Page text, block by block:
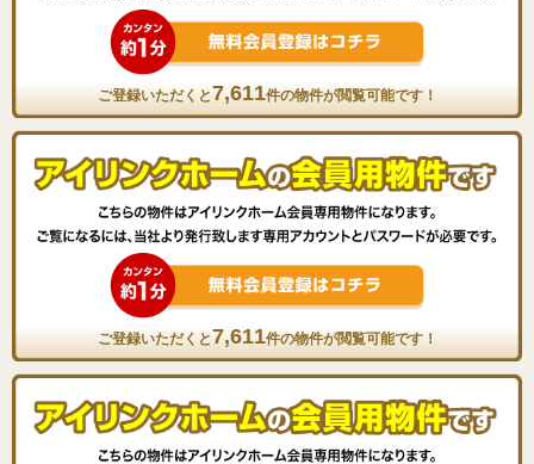
ご登録いただくと7,611件の物件が閲覧可能です！
ご登録いただくと7,611件の物件が閲覧可能です！